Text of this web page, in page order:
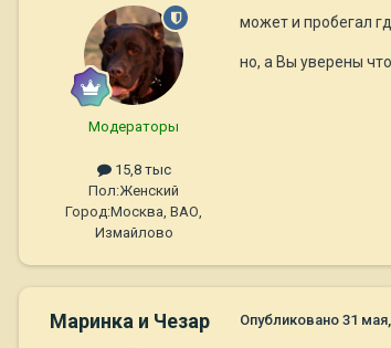
Модераторы
15,8 тыс
Пол:Женский
Город:Москва, ВАО,
Измайлово
может и пробегал
но, а Вы уверены
Маринка и Чезар Опубликовано 31